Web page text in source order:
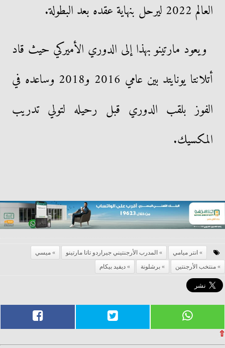
العالم 2022 ليرحل بنهاية عقده بعد البطولة.
ويعود مارتينو بهذا إلى الدوري الأميركي حيث قاد
أتلانتا يونايتد بين عامي 2016 و2018 وساعده في
الفوز بلقب الدوري قبل رحيله لتولي تدريب
المكسيك.
انتر ميامي المدرب الأرجنتيني جيراردو تاتا مارتينو
ميسي
منتخب الأرجنتين
برشلونة ديفيد بيكام
⇧